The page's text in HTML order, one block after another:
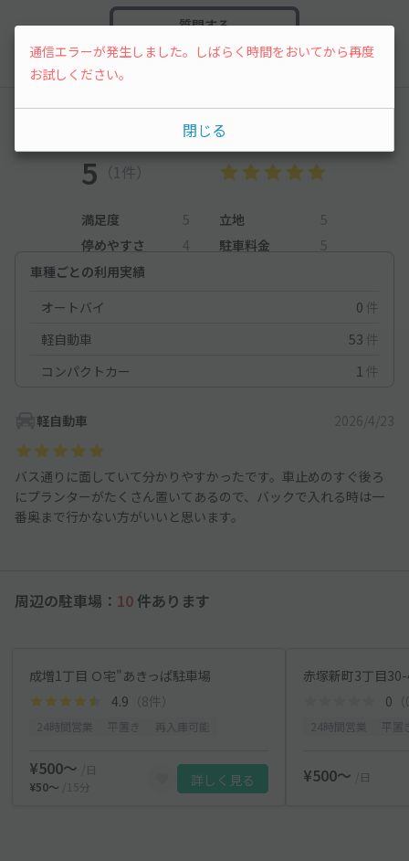
質問する
5 （1件）
満足度 5 立地
5
停めやすさ
4 駐車料金
5
車種ごとの利用実績
オートバイ
0 件
軽自動車
53 件
コンパクトカー
1 件
軽自動車 2026/4/23
バス通りに面していて分かりやすかったです。車止めのすぐ後ろ
にプランターがたくさん置いてあるので、バックで入れる時は一
番奥まで行かない方がいいと思います。
周辺の駐車場： 10 件あります
成増1丁目 Ｏ宅"あきっぱ駐車場
4.9 （8件）
¥500〜
/日
¥50〜
/15分 詳しく見る
赤塚新町3丁目
0
¥500〜 /日
通信エラーが発生しました。しばらく時間をおいてから再度
お試しください。
閉じる